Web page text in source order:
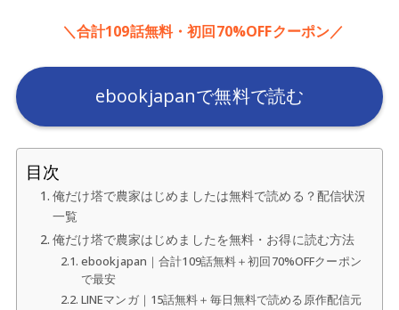
＼合計109話無料・初回70%OFFクーポン／
ebookjapanで無料で読む
目次
俺だけ塔で農家はじめましたは無料で読める？配信状況
一覧
俺だけ塔で農家はじめましたを無料・お得に読む方法
ebookjapan｜合計109話無料＋初回70%OFFクーポン
で最安
LINEマンガ｜15話無料＋毎日無料で読める原作配信元